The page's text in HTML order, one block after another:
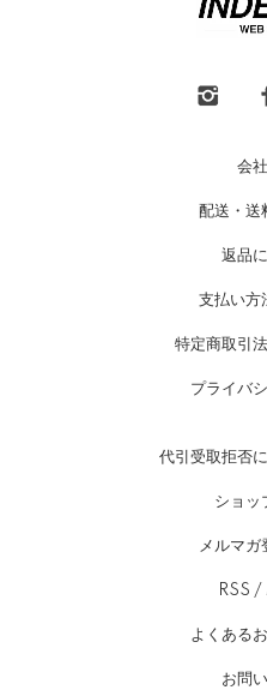
会
配送・送
返品
支払い方
特定商取引
プライバ
代引受取拒否
ショッ
メルマガ
RSS /
よくある
お問